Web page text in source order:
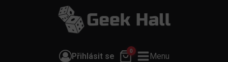
Přihlásit se
0
Menu